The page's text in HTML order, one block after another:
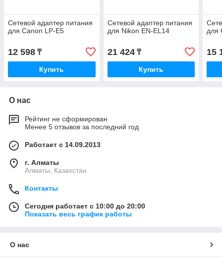
Сетевой адаптер питания
для Canon LP-E5
12 598 ₸
Купить
Сетевой адаптер питания
для Nikon EN-EL14
21 424₸
Купить
для
15
О нас
Рейтинг не сформирован
Менее 5 отзывов за последний год
Работает с 14.09.2013
г. Алматы
Алматы, Казахстан
Контакты
Сегодня работает с 10:00 до 20:00
Показать весь график работы
О нас